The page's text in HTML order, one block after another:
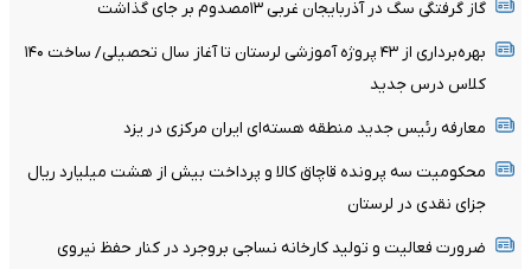
گاز گرفتگی سگ در آذربایجان غربی ۱۳مصدوم بر جای گذاشت
بهره‌برداری از ۴۳ پروژه آموزشی لرستان تا آغاز سال تحصیلی/ ساخت ۱۴۰
کلاس درس جدید
معارفه رئیس جدید منطقه هسته‌ای ایران مرکزی در یزد
محکومیت سه پرونده قاچاق کالا و پرداخت بیش از هشت میلیارد ریال
جزای نقدی در لرستان
ضرورت فعالیت و تولید کارخانه نساجی بروجرد در کنار حفظ نیروی